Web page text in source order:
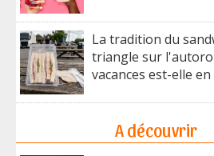
La tradition du
triangle sur
vacances est-elle
A découvrir